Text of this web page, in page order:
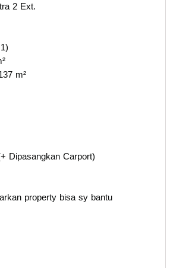
2 Ext.
m²
Dipasangkan Carport)
property bisa sy bantu